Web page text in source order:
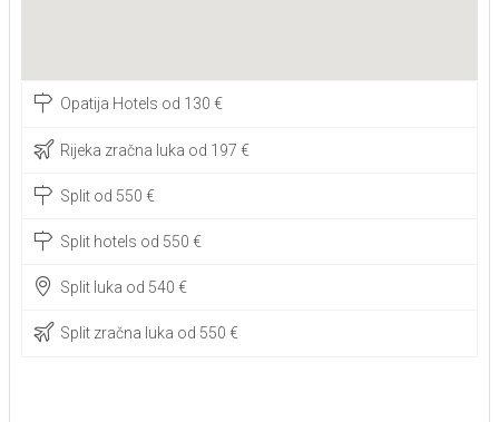
Opatija Hotels od 130 €
Rijeka zračna luka od 197 €
Split od 550 €
Split hotels od 550 €
Split luka od 540 €
Split zračna luka od 550 €